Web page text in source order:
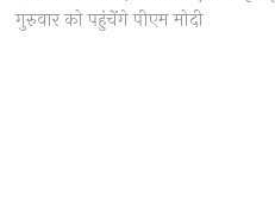
गुरुवार को पहुंचेंगे पीएम मोदी